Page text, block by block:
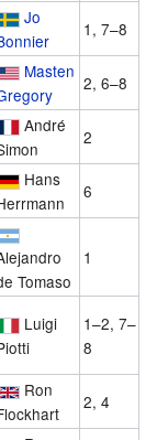
Jo
1, 7–8
Masten
2, 6–8
André
2
Hans
6
Tomaso
1
Luigi
1–2, 7–
8
Ron
2, 4